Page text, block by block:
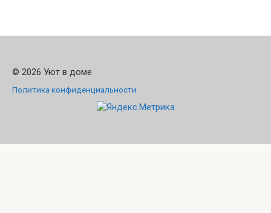
© 2026 Уют в доме
Политика конфиденциальности